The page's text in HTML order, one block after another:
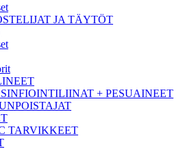
JA TÄYTÖT
+ PESUAINEET
TARVIKKEET